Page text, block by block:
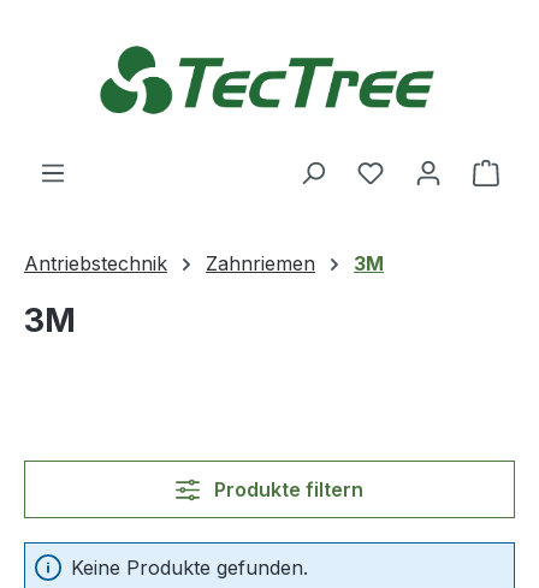
Du hast 0
Antriebstechnik Zahnriemen 3M
3M
Produkte filtern
Keine Produkte gefunden.